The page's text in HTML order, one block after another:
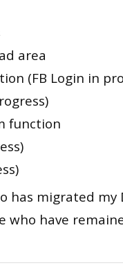
area
(FB Login in
function
has migrated my
who have